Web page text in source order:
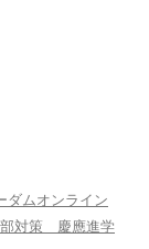
ムオンライン
部対策 慶應進学